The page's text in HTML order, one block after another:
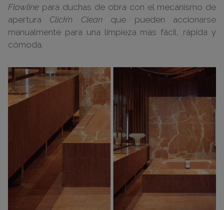
Flowline para duchas de obra con el mecanismo de
apertura Click’n Cleanque pueden accionarse
manualmente para una limpieza más fácil, rápida y
cómoda.